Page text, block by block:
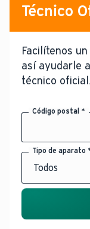
Técnico
Facilítenos
así ayudarle
técnico oficial.
Código postal *
Tipo de aparato